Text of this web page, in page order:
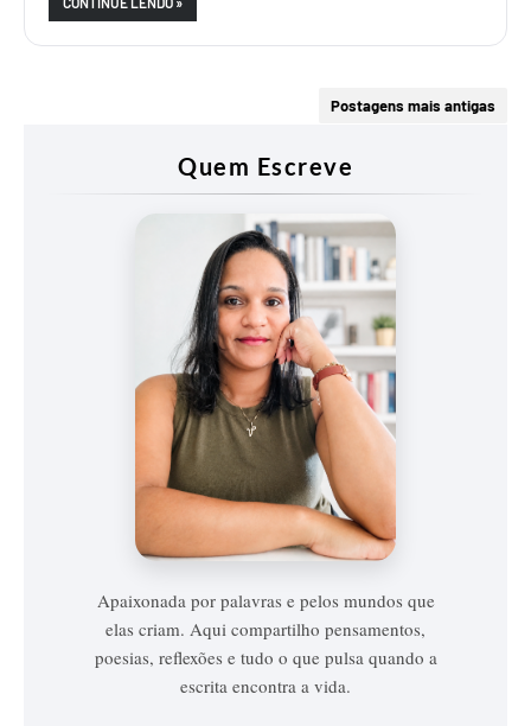
Postagens mais antigas
Quem Escreve
Vanessa
Vieira
Apaixonada por palavras e pelos mundos que
elas criam. Aqui compartilho pensamentos,
poesias, reflexões e tudo o que pulsa quando a
escrita encontra a vida.